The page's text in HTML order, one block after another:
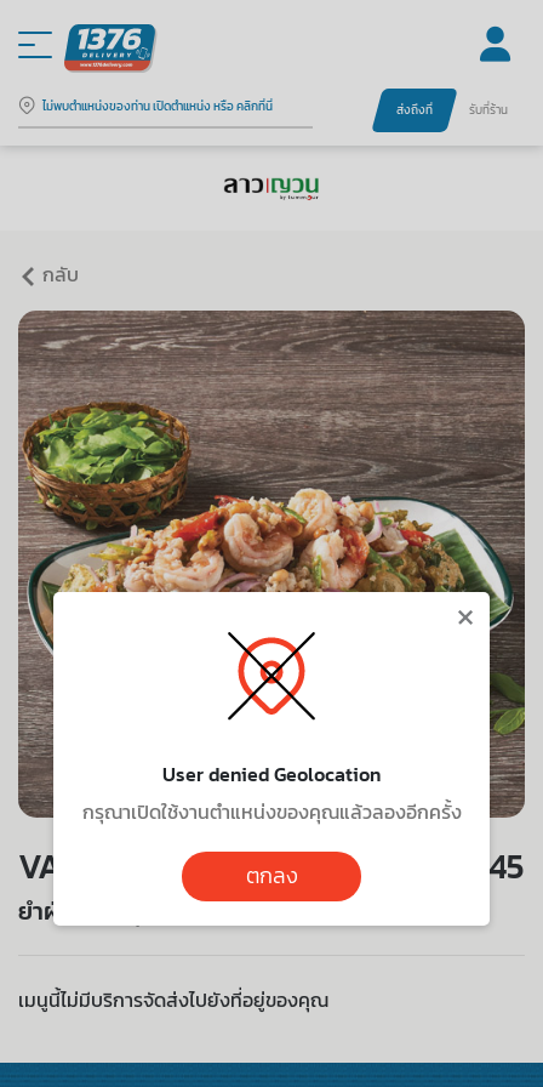
ไม่พบตำแหน่งของท่าน เปิดตำแหน่ง หรือ คลิกที่นี่ ส่งถึงที่ รับที่ร้าน
กลับ
VALUE SET 145
ยำผักหวานกุ้งสด
เมนูนี้ไม่มีบริการจัดส่งไปยังที่อยู่ของคุณ
×
User denied Geolocation
กรุณาเปิดใช้งานตำแหน่งของคุณแล้วลองอีกครั้ง
ตกลง